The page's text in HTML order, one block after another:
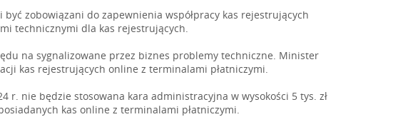
zobowiązani do zapewnienia współpracy kas rejestrujących
technicznymi dla kas rejestrujących.
na sygnalizowane przez biznes problemy techniczne. Minister
kas rejestrujących online z terminalami płatniczymi.
r. nie będzie stosowana kara administracyjna w wysokości 5 tys. zł
kas online z terminalami płatniczymi.